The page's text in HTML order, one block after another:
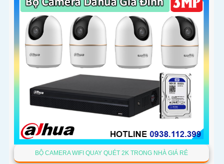
BỘ CAMERA WIFI QUAY QUÉT 2K TRONG NHÀ GIÁ RẺ